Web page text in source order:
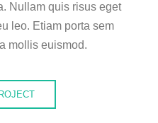
Nullam quis risus eget
leo. Etiam porta sem
mollis euismod.